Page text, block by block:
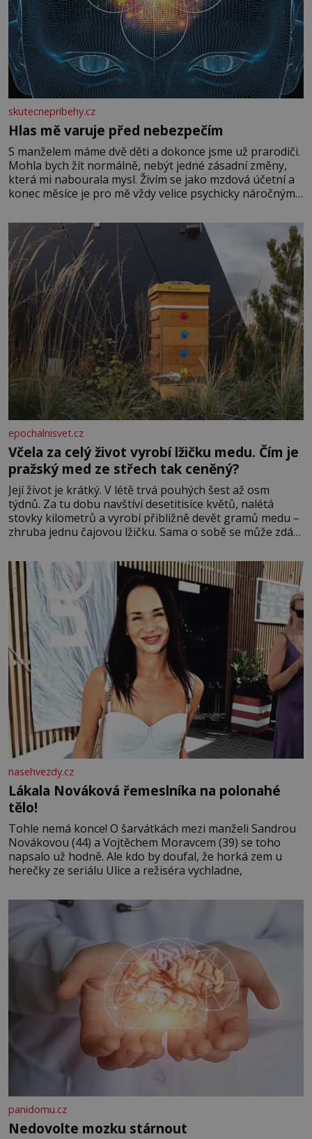
skutecnepribehy.cz
Hlas mě varuje před nebezpečím
S manželem máme dvě děti a dokonce jsme už prarodiči.
Mohla bych žít normálně, nebýt jedné zásadní změny,
která mi nabourala mysl. Živím se jako mzdová účetní a
konec měsíce je pro mě vždy velice psychicky náročným
dál častěji volá o pomoc, co se hlídání týče. Dalo by se
epochalnisvet.cz
Včela za celý život vyrobí lžičku medu. Čím je
pražský med ze střech tak ceněný?
Její život je krátký. V létě trvá pouhých šest až osm
týdnů. Za tu dobu navštíví desetitisíce květů, nalétá
stovky kilometrů a vyrobí přibližně devět gramů medu –
zhruba jednu čajovou lžičku. Sama o sobě se může zdát
tisíc příslušnic svého včelstva, vznikne jeden z
nejdokonalejších organismů
nasehvezdy.cz
Lákala Nováková řemeslníka na polonahé
tělo!
Tohle nemá konce! O šarvátkách mezi manželi Sandrou
Novákovou (44) a Vojtěchem Moravcem (39) se toho
napsalo už hodně. Ale kdo by doufal, že horká zem u
herečky ze seriálu Ulice a režiséra vychladne,
panidomu.cz
Nedovolte mozku stárnout